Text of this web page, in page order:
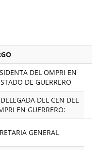
DEL OMPRI EN
DE GUERRERO
DEL CEN DEL
EN GUERRERO:
GENERAL